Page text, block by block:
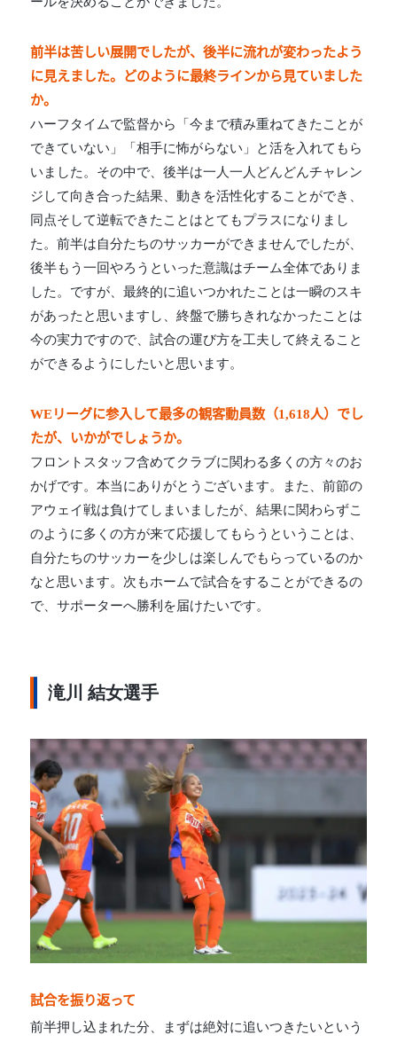
ールを決めることができました。
前半は苦しい展開でしたが、後半に流れが変わったよう
に見えました。どのように最終ラインから見ていました
か。
ハーフタイムで監督から「今まで積み重ねてきたことが
できていない」「相手に怖がらない」と活を入れてもら
いました。その中で、後半は一人一人どんどんチャレン
ジして向き合った結果、動きを活性化することができ、
同点そして逆転できたことはとてもプラスになりまし
た。前半は自分たちのサッカーができませんでしたが、
後半もう一回やろうといった意識はチーム全体でありま
した。ですが、最終的に追いつかれたことは一瞬のスキ
があったと思いますし、終盤で勝ちきれなかったことは
今の実力ですので、試合の運び方を工夫して終えること
ができるようにしたいと思います。
WEリーグに参入して最多の観客動員数（1,618人）でし
たが、いかがでしょうか。
フロントスタッフ含めてクラブに関わる多くの方々のお
かげです。本当にありがとうございます。また、前節の
アウェイ戦は負けてしまいましたが、結果に関わらずこ
のように多くの方が来て応援してもらうということは、
自分たちのサッカーを少しは楽しんでもらっているのか
なと思います。次もホームで試合をすることができるの
で、サポーターへ勝利を届けたいです。
滝川 結女選手
試合を振り返って
前半押し込まれた分、まずは絶対に追いつきたいという